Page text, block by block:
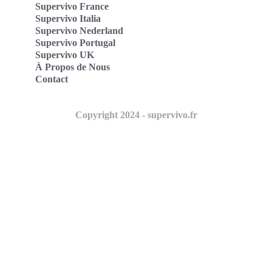
Supervivo France
Supervivo Italia
Supervivo Nederland
Supervivo Portugal
Supervivo UK
À Propos de Nous
Contact
Copyright 2024 - supervivo.fr